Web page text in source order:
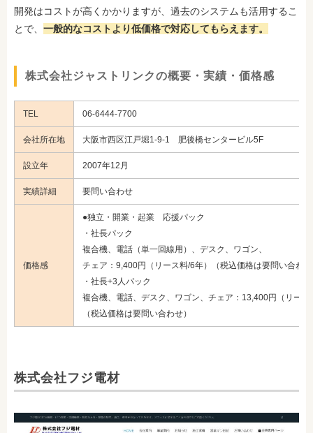
開発はコストが高くかかりますが、過去のシステムも活用するこ
とで、 一般的なコストより低価格で対応してもらえます。
株式会社ジャストリンクの概要・実績・価格感
TEL 06-6444-7700
会社所在地 大阪市西区江戸堀1-9-1 肥後橋センタービル5F
設立年 2007年12月
実績詳細 要問い合わせ
価格感
●独立・開業・起業 応援パック
・社長パック
複合機、電話（単一回線用）、デスク、ワゴン、
チェア：9,400円（リース料/6年）（税込価格は要問い合わ
・社長+3人パック
複合機、電話、デスク、ワゴン、チェア：13,400円（リース
（税込価格は要問い合わせ）
株式会社フジ電材